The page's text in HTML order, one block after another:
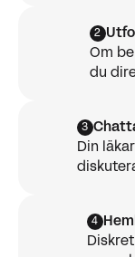
2
Om
du
3
Din
4